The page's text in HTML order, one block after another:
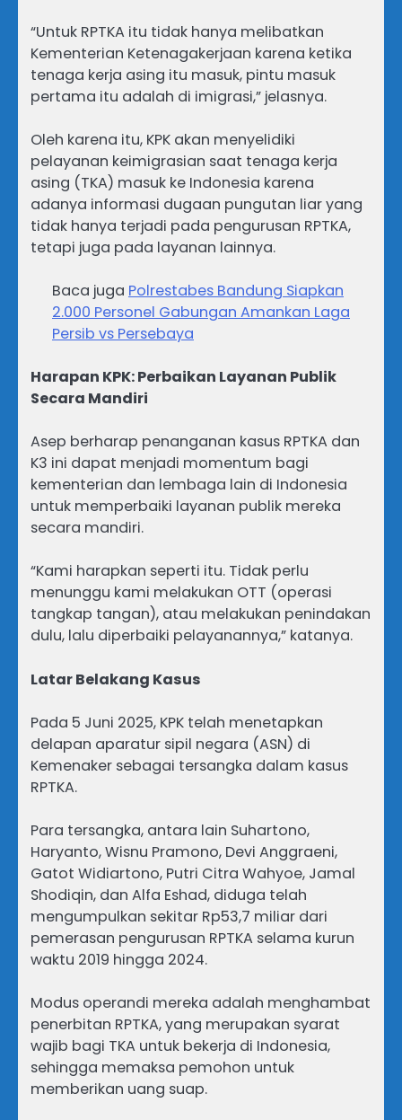
“Untuk RPTKA itu tidak hanya melibatkan
Kementerian Ketenagakerjaan karena ketika
tenaga kerja asing itu masuk, pintu masuk
pertama itu adalah di imigrasi,” jelasnya.
Oleh karena itu, KPK akan menyelidiki
pelayanan keimigrasian saat tenaga kerja
asing (TKA) masuk ke Indonesia karena
adanya informasi dugaan pungutan liar yang
tidak hanya terjadi pada pengurusan RPTKA,
tetapi juga pada layanan lainnya.
Baca juga Polrestabes Bandung Siapkan
2.000 Personel Gabungan Amankan Laga
Persib vs Persebaya
Harapan KPK: Perbaikan Layanan Publik
Secara Mandiri
Asep berharap penanganan kasus RPTKA dan
K3 ini dapat menjadi momentum bagi
kementerian dan lembaga lain di Indonesia
untuk memperbaiki layanan publik mereka
secara mandiri.
“Kami harapkan seperti itu. Tidak perlu
menunggu kami melakukan OTT (operasi
tangkap tangan), atau melakukan penindakan
dulu, lalu diperbaiki pelayanannya,” katanya.
Latar Belakang Kasus
Pada 5 Juni 2025, KPK telah menetapkan
delapan aparatur sipil negara (ASN) di
Kemenaker sebagai tersangka dalam kasus
RPTKA.
Para tersangka, antara lain Suhartono,
Haryanto, Wisnu Pramono, Devi Anggraeni,
Gatot Widiartono, Putri Citra Wahyoe, Jamal
Shodiqin, dan Alfa Eshad, diduga telah
mengumpulkan sekitar Rp53,7 miliar dari
pemerasan pengurusan RPTKA selama kurun
waktu 2019 hingga 2024.
Modus operandi mereka adalah menghambat
penerbitan RPTKA, yang merupakan syarat
wajib bagi TKA untuk bekerja di Indonesia,
sehingga memaksa pemohon untuk
memberikan uang suap.